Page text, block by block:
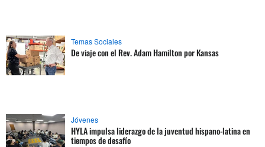
Temas Sociales
De viaje con el Rev. Adam Hamilton por Kansas
Jóvenes
HYLA impulsa liderazgo de la juventud hispano-latina en
tiempos de desafío